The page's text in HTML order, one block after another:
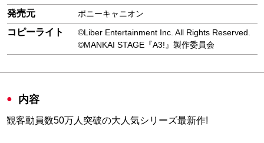
発売元 ポニーキャニオン
コピーライト
©Liber Entertainment Inc. All Rights Reserved.
©MANKAI STAGE『A3!』製作委員会
内容
観客動員数50万人突破の大人気シリーズ最新作!